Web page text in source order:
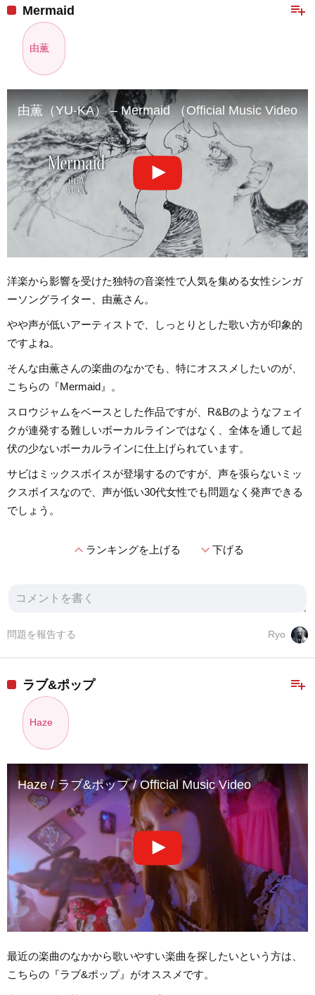
playlist_add
Mermaid
由薫
由薫（YU-KA） – Mermaid （Official Music Video）
洋楽から影響を受けた独特の音楽性で人気を集める女性シンガ
ーソングライター、由薫さん。
やや声が低いアーティストで、しっとりとした歌い方が印象的
ですよね。
そんな由薫さんの楽曲のなかでも、特にオススメしたいのが、
こちらの『Mermaid』。
スロウジャムをベースとした作品ですが、R&Bのようなフェイ
クが連発する難しいボーカルラインではなく、全体を通して起
伏の少ないボーカルラインに仕上げられています。
サビはミックスボイスが登場するのですが、声を張らないミッ
クスボイスなので、声が低い30代女性でも問題なく発声できる
でしょう。
expand_lessランキングを上げる expand_more下げる
Ryo
問題を報告する
playlist_add
ラブ&ポップ
Haze
Haze / ラブ&ポップ / Official Music Video
最近の楽曲のなかから歌いやすい楽曲を探したいという方は、
こちらの『ラブ&ポップ』がオススメです。